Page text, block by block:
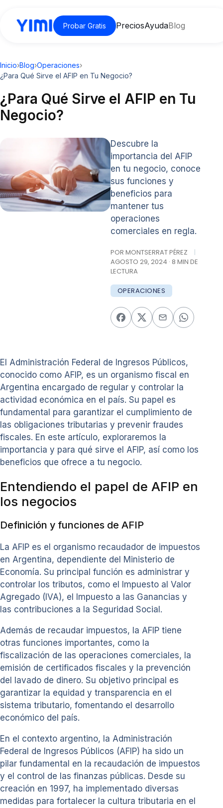
Probar Gratis PreciosAyudaBlog
Inicio›Blog›Operaciones›
¿Para Qué Sirve el AFIP en Tu Negocio?
¿Para Qué Sirve el AFIP en Tu
Negocio?
Descubre la
importancia del AFIP
en tu negocio, conoce
sus funciones y
beneficios para
mantener tus
operaciones
comerciales en regla.
POR MONTSERRAT PÉREZ
|
AGOSTO 29, 2024 · 8 MIN DE
LECTURA
OPERACIONES
El Administración Federal de Ingresos Públicos,
conocido como AFIP, es un organismo fiscal en
Argentina encargado de regular y controlar la
actividad económica en el país. Su papel es
fundamental para garantizar el cumplimiento de
las obligaciones tributarias y prevenir fraudes
fiscales. En este artículo, exploraremos la
importancia y para qué sirve el AFIP, así como los
beneficios que ofrece a tu negocio.
Entendiendo el papel de AFIP en
los negocios
Definición y funciones de AFIP
La AFIP es el organismo recaudador de impuestos
en Argentina, dependiente del Ministerio de
Economía. Su principal función es administrar y
controlar los tributos, como el Impuesto al Valor
Agregado (IVA), el Impuesto a las Ganancias y
las contribuciones a la Seguridad Social.
Además de recaudar impuestos, la AFIP tiene
otras funciones importantes, como la
fiscalización de las operaciones comerciales, la
emisión de certificados fiscales y la prevención
del lavado de dinero. Su objetivo principal es
garantizar la equidad y transparencia en el
sistema tributario, fomentando el desarrollo
económico del país.
En el contexto argentino, la Administración
Federal de Ingresos Públicos (AFIP) ha sido un
pilar fundamental en la recaudación de impuestos
y el control de las finanzas públicas. Desde su
creación en 1997, ha implementado diversas
medidas para fortalecer la cultura tributaria en el